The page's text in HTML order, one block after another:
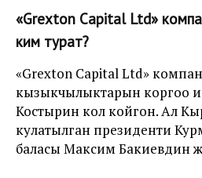
«Grexton Capital Ltd»
ким турат?
«Grexton Capital Ltd»
кызыкчылыктарын коргоо
Костырин кол койгон. Ал
кулатылган президенти
баласы Максим Бакиевдин